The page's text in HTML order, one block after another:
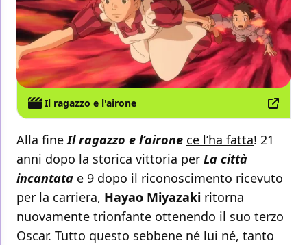
Il ragazzo e l'airone
Alla fineIl ragazzo e l’airone ce l’ha fatta! 21
anni dopo la storica vittoria per La città
incantata e 9 dopo il riconoscimento ricevuto
per la carriera, Hayao Miyazaki ritorna
nuovamente trionfante ottenendo il suo terzo
Oscar. Tutto questo sebbene né lui né, tanto